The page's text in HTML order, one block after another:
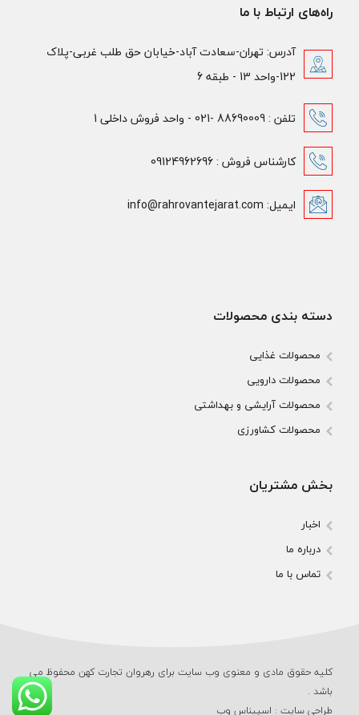
راه‌های ارتباط با ما
آدرس: تهران-سعادت آباد-خیابان حق طلب غربی-پلاک
122-واحد 13 - طبقه 6
تلفن : 88690009 -021 - واحد فروش داخلی 1
کارشناس فروش : 09124962696
ایمیل: info@rahrovantejarat.com
دسته بندی محصولات
محصولات غذایی
محصولات دارویی
محصولات آرایشی و بهداشتی
محصولات کشاورزی
بخش مشتریان
اخبار
درباره ما
تماس با ما
کلیه حقوق مادی و معنوی وب‌ سایت برای رهروان تجارت کهن محفوظ می‌
باشد .
طراحی سایت: اسپیناس وب